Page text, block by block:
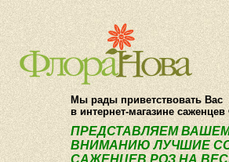
О
Мы рады приветствовать Вас
в интернет-магазине
ПРЕДСТАВЛЯЕМ
ВНИМАНИЮ ЛУЧШИЕ
САЖЕНЦЕВ РОЗ НА